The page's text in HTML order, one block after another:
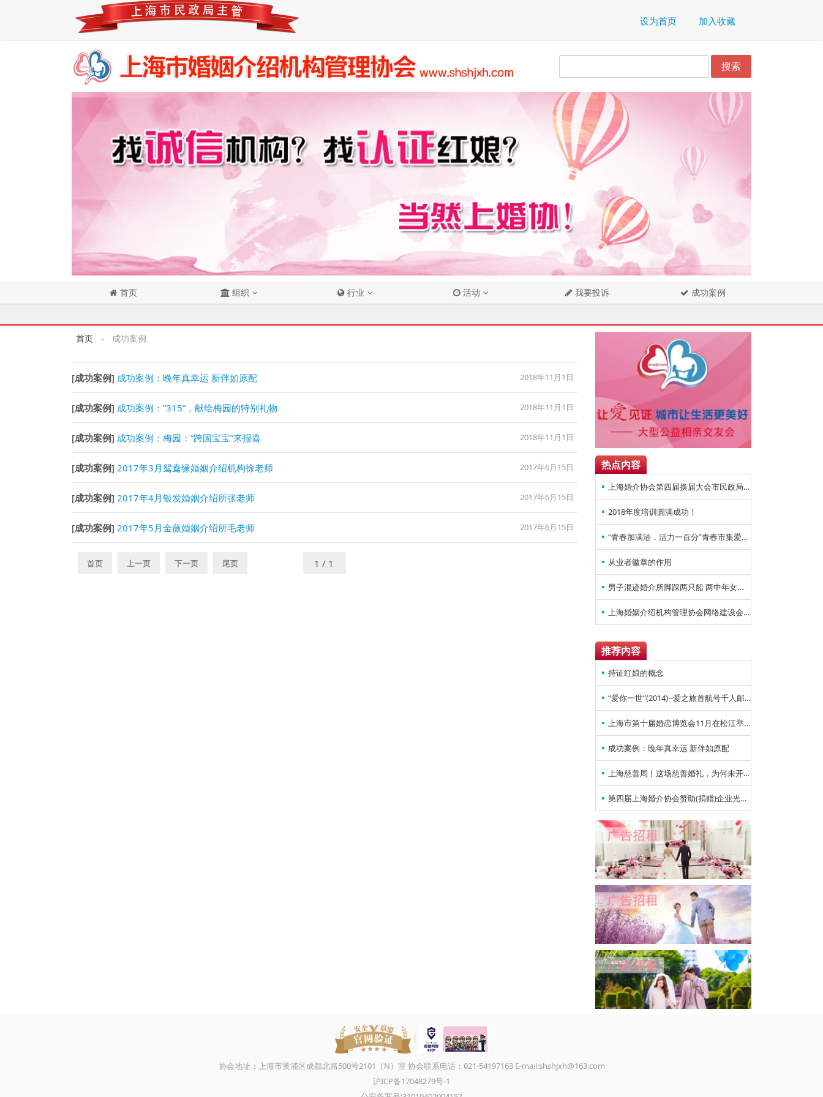
设为首页 加入收藏
首页 组织 行业 活动 我要投诉 成功案例
首页 成功案例
[成功案例] 成功案例：晚年真幸运 新伴如原配 2018年11月1日
[成功案例] 成功案例：“315”，献给梅园的特别礼物 2018年11月1日
[成功案例] 成功案例：梅园：“跨国宝宝”来报喜 2018年11月1日
[成功案例] 2017年3月鸳鸯缘婚姻介绍机构徐老师 2017年6月15日
[成功案例] 2017年4月银发婚姻介绍所张老师 2017年6月15日
[成功案例] 2017年5月金薇婚姻介绍所毛老师 2017年6月15日
首页 上一页 下一页 尾页
热点内容
上海婚介协会第四届换届大会市民政局领导讲话
2018年度培训圆满成功！
“青春加满油，活力一百分”青春市集爱情节，人气爆棚！
从业者徽章的作用
男子混迹婚介所脚踩两只船 两中年女性被骗上百万
上海婚姻介绍机构管理协会网络建设会议于2017年6月5日星期一在钻石婚恋机构会议室召开。
推荐内容
持证红娘的概念
“爱你一世”(2014)--爱之旅首航号千人邮轮主题
上海市第十届婚恋博览会11月在松江举行
成功案例：晚年真幸运 新伴如原配
上海慈善周丨这场慈善婚礼，为何未开场就温暖了整座城
第四届上海婚介协会赞助(捐赠)企业光荣榜
协会地址：上海市黄浦区成都北路500号2101（N）室 协会联系电话：021-54197163 E-mail:shshjxh@163.com
沪ICP备17048279号-1